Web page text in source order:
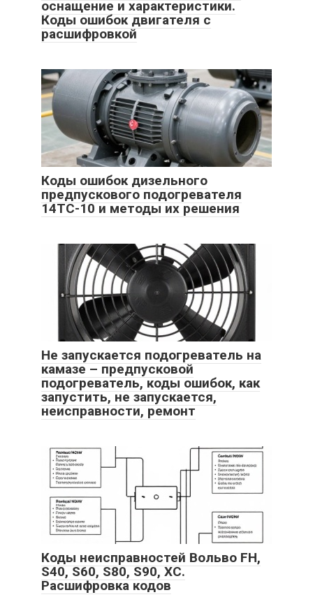
оснащение и характеристики.
Коды ошибок двигателя с
расшифровкой
Коды ошибок дизельного
предпускового подогревателя
14ТС-10 и методы их решения
Не запускается подогреватель на
камазе – предпусковой
подогреватель, коды ошибок, как
запустить, не запускается,
неисправности, ремонт
Коды неисправностей Вольво FH,
S40, S60, S80, S90, XC.
Расшифровка кодов